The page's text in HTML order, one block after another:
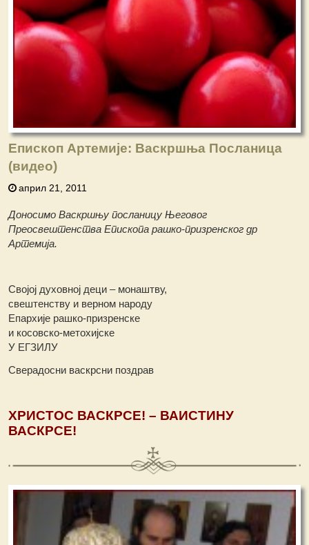
Епископ Артемије: Васкршња Посланица
(видео)
април 21, 2011
Доносимо Васкршњу посланицу Његовог
Преосвештенства Епископа рашко-призренског др
Артемија.
Својој духовној деци – монаштву,
свештенству и верном народу
Епархије рашко-призренске
и косовско-метохијске
У ЕГЗИЛУ
Сверадосни васкрсни поздрав
ХРИСТОС ВАСКРСЕ! – ВАИСТИНУ
ВАСКРСЕ!